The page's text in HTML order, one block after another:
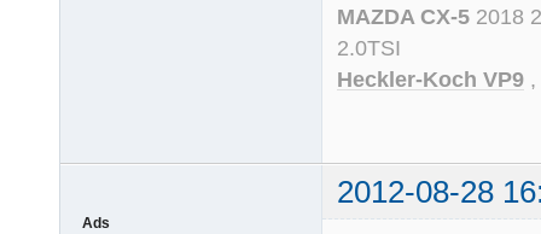
MAZDA CX-5 2018
2.0TSI
Heckler-Koch VP9 ,
2012-08-28
Ads